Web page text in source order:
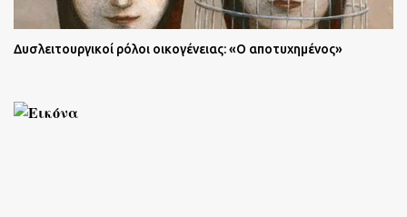
Δυσλειτουργικοί ρόλοι οικογένειας: «Ο αποτυχημένος»